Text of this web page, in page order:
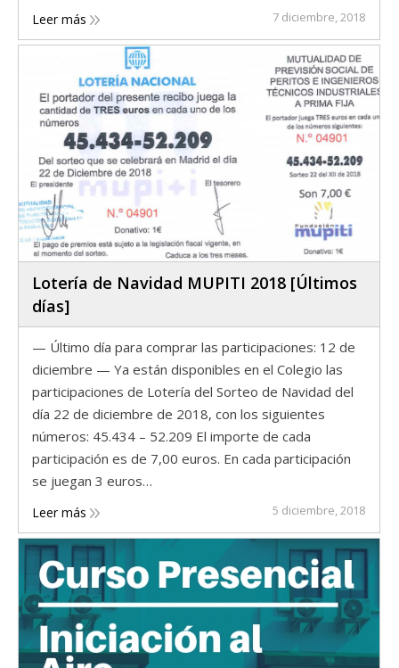
Leer más 7 diciembre, 2018
Lotería de Navidad MUPITI 2018 [Últimos
días]
— Último día para comprar las participaciones: 12 de
diciembre — Ya están disponibles en el Colegio las
participaciones de Lotería del Sorteo de Navidad del
día 22 de diciembre de 2018, con los siguientes
números: 45.434 – 52.209 El importe de cada
participación es de 7,00 euros. En cada participación
se juegan 3 euros…
Leer más 5 diciembre, 2018